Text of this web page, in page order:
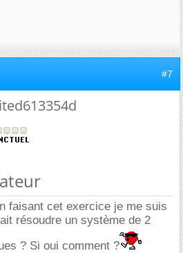
#7
faisant cet exercice je me suis
résoudre un système de 2
? Si oui comment ?